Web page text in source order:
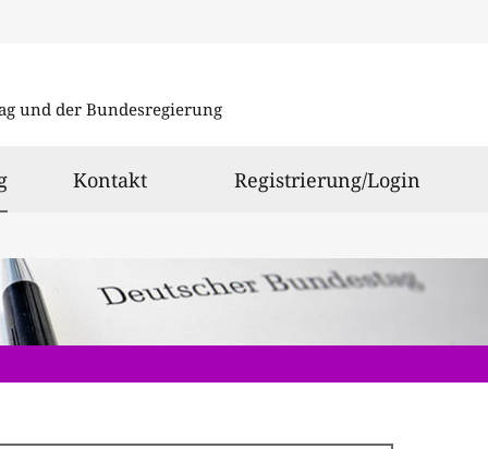
und der Bundesregierung
ausgewählt
Kontakt Registrierung/Login